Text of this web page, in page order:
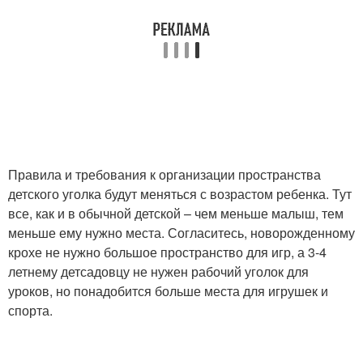
Квартиры с отдельной
кухней
Квартиры с нишей
Правила и требования к организации пространства
детского уголка будут меняться с возрастом ребенка. Тут
все, как и в обычной детской – чем меньше малыш, тем
меньше ему нужно места. Согласитесь, новорожденному
крохе не нужно большое пространство для игр, а 3-4
летнему детсадовцу не нужен рабочий уголок для
уроков, но понадобится больше места для игрушек и
спорта.